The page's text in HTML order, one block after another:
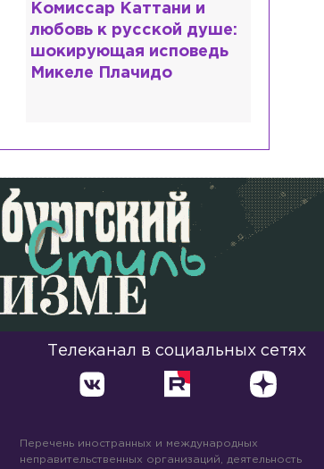
Специалист с напрасным
дипломом: почему мир
разочаровался в высшем
образовании?
Телеканал в социальных сетях
Перечень иностранных и международных
неправительственных организаций, деятельность